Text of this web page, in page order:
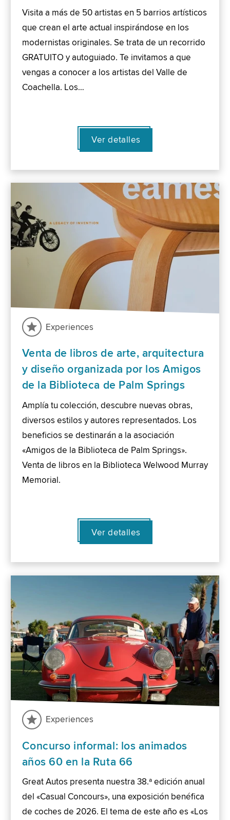
Visita a más de 50 artistas en 5 barrios artísticos
que crean el arte actual inspirándose en los
modernistas originales. Se trata de un recorrido
GRATUITO y autoguiado. Te invitamos a que
vengas a conocer a los artistas del Valle de
Coachella. Los…
Ver detalles
Experiences
Venta de libros de arte, arquitectura
y diseño organizada por los Amigos
de la Biblioteca de Palm Springs
Amplía tu colección, descubre nuevas obras,
diversos estilos y autores representados. Los
beneficios se destinarán a la asociación
«Amigos de la Biblioteca de Palm Springs».
Venta de libros en la Biblioteca Welwood Murray
Memorial.
Ver detalles
Experiences
Concurso informal: los animados
años 60 en la Ruta 66
Great Autos presenta nuestra 38.ª edición anual
del «Casual Concours», una exposición benéfica
de coches de 2026. El tema de este año es «Los